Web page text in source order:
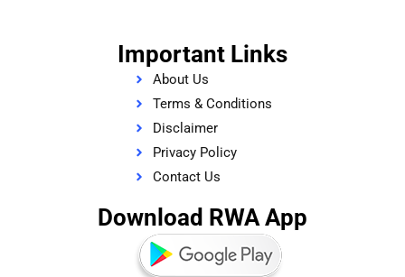
Important Links
About Us
Terms & Conditions
Disclaimer
Privacy Policy
Contact Us
Download RWA App